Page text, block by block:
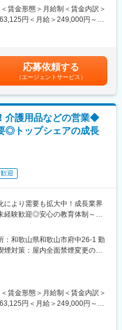
を効率化。更には、ケア→予防
い取り組みを実施していま
件の商談を実施。
確認、ケアマネへ状況や変更点
新規顧客の開拓
対応できる体制を組んでいるた
定し売上目標の達成率だけでは
設計になっています。また昇格
複数営業所を統括するブロック
だけでなく、マネジメントへ
の店長など未経験者の入社実
賃金形態＞月給制＜賃金内訳＞
円＜月給＞249,000円～
万（月給36万＋賞与＋諸手
給44万＋賞与＋諸手当）賃金は
を通じて上下する可能性があ
めた表記です。
応募依頼する
（エージェントサービス）
介護用品などの営業◆
◎トップシェアの成長
迎
より需要も拡大中！成長業界
経験歓迎◎安心の教育体制～
が可能！チーム制で働きやす
な評価制度あり！最大年４回
感をもったキャリア形成も可
上がり。2030年に業界No.1に
：和歌山県和歌山市府中26-1 勤
煙対策：屋内全面禁煙変更の範
賃金形態＞月給制＜賃金内訳＞
円＜月給＞249,000円～